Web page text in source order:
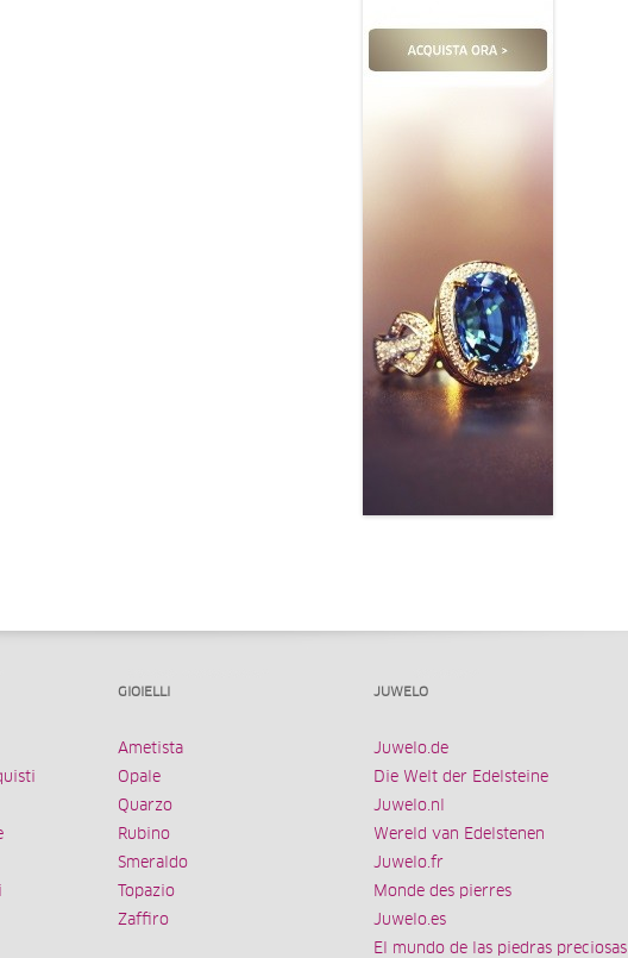
GIOIELLI
Ametista
Opale
Quarzo
Rubino
Smeraldo
Topazio
Zaffiro
JUWELO
Juwelo.de
Die Welt der Edelsteine
Juwelo.nl
Wereld van Edelstenen
Juwelo.fr
Monde des pierres
Juwelo.es
El mundo de las piedras preciosas